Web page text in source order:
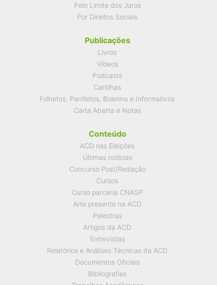
Pelo Limite dos Juros
Por Direitos Sociais
Publicações
Livros
Vídeos
Podcasts
Cartilhas
Folhetos, Panfletos, Boletins e Informativos
Carta Aberta e Notas
Conteúdo
ACD nas Eleições
Últimas notícias
Concurso Post/Redação
Cursos
Curso parceria CNASP
Arte presente na ACD
Palestras
Artigos da ACD
Entrevistas
Relatórios e Análises Técnicas da ACD
Documentos Oficiais
Bibliografias